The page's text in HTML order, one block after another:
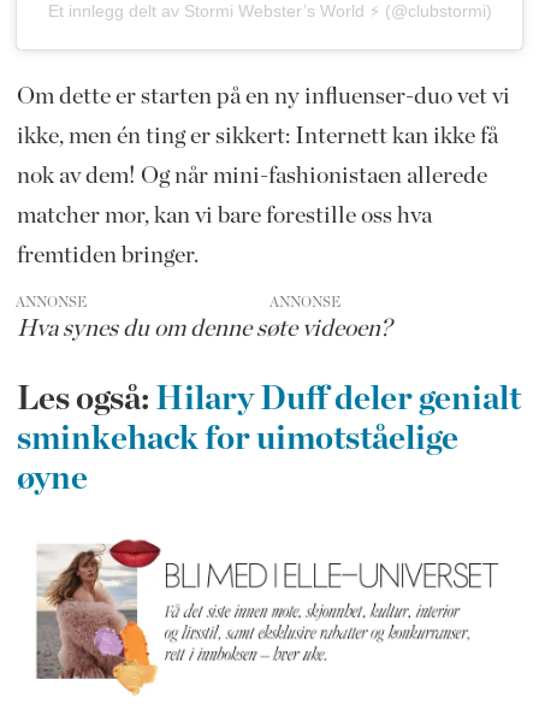
Et innlegg delt av Stormi Webster’s World ⚡️ (@clubstormi)
Om dette er starten på en ny influenser-duo vet vi
ikke, men én ting er sikkert: Internett kan ikke få
nok av dem! Og når mini-fashionistaen allerede
matcher mor, kan vi bare forestille oss hva
fremtiden bringer.
ANNONSE
Hva synes du om denne søte videoen?
Les også: Hilary Duff deler genialt
sminkehack for uimotståelige
øyne